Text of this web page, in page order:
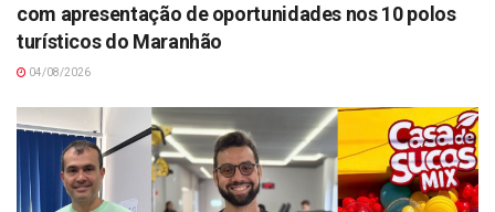
com apresentação de oportunidades nos 10 polos
turísticos do Maranhão
04/08/2026